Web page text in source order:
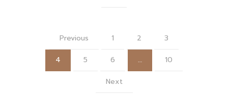
Previous 1 2 3
4 5 6 … 10
Next